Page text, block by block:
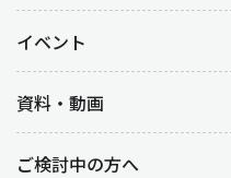
イベント
資料・動画
ご検討中の方へ